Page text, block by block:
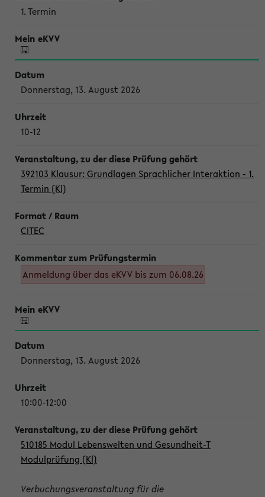
1. Termin
Donnerstag, 13. August 2026
10-12
392103 Klausur: Grundlagen Sprachlicher Interaktion - 1.
Termin (Kl)
CITEC
Anmeldung über das eKVV bis zum 06.08.26
Donnerstag, 13. August 2026
10:00-12:00
510185 Modul Lebenswelten und Gesundheit-T
Modulprüfung (Kl)
Verbuchungsveranstaltung für die